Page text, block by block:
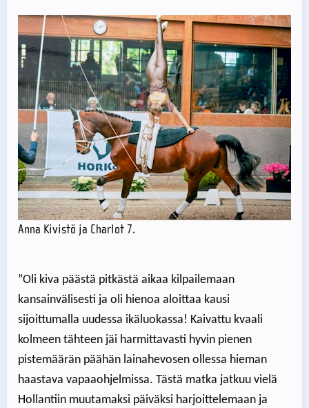
Anna Kivistö ja Charlot 7.
”Oli kiva päästä pitkästä aikaa kilpailemaan
kansainvälisesti ja oli hienoa aloittaa kausi
sijoittumalla uudessa ikäluokassa! Kaivattu kvaali
kolmeen tähteen jäi harmittavasti hyvin pienen
pistemäärän päähän lainahevosen ollessa hieman
haastava vapaaohjelmissa. Tästä matka jatkuu vielä
Hollantiin muutamaksi päiväksi harjoittelemaan ja